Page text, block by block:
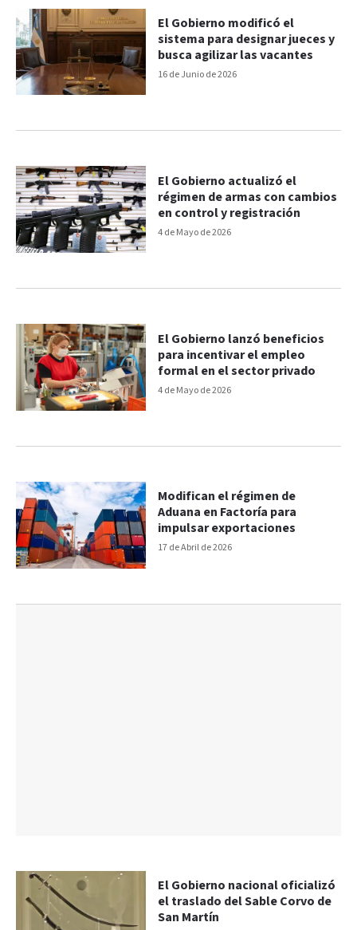
16 de Junio de 2026
El Gobierno modificó el
sistema para designar jueces y
busca agilizar las vacantes
4 de Mayo de 2026
El Gobierno actualizó el
régimen de armas con cambios
en control y registración
4 de Mayo de 2026
El Gobierno lanzó beneficios
para incentivar el empleo
formal en el sector privado
17 de Abril de 2026
Modifican el régimen de
Aduana en Factoría para
impulsar exportaciones
El Gobierno nacional oficializó
el traslado del Sable Corvo de
San Martín